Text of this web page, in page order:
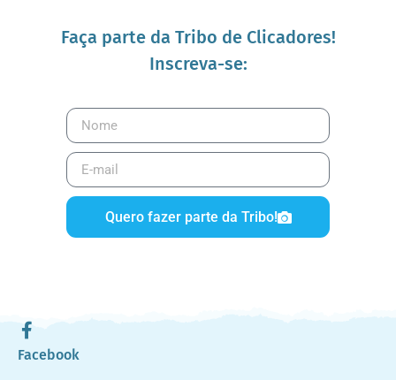
Faça parte da Tribo de Clicadores!
Inscreva-se:
Quero fazer parte da Tribo!
Facebook